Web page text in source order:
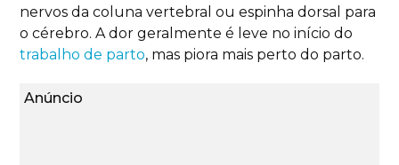
nervos da coluna vertebral ou espinha dorsal para
o cérebro. A dor geralmente é leve no início do
trabalho de parto, mas piora mais perto do parto.
Anúncio